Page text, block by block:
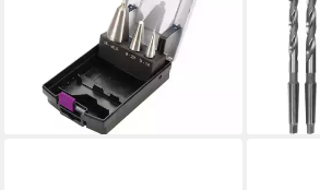
Satz HSS, 3-teilig, 3 - 30,5
46,70 €
lieferbar - in 9-11 Werktagen bei
14,5 -
ab
leider